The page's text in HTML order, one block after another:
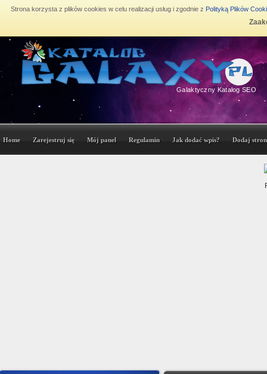
Strona korzysta z plików cookies w celu realizacji usług i zgodnie z Polityką Plików
Galaktyczny Katalog SEO
Home Zarejestruj się Mój panel Regulamin Jak dodać wpis? Dodaj